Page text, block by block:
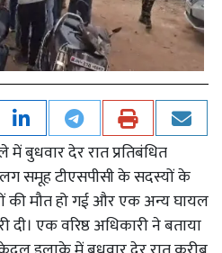
बुधवार देर रात प्रतिबंधित
समूह टीएसपीसी के सदस्यों के
की मौत हो गई और एक अन्य घायल
एक वरिष्ठ अधिकारी ने बताया